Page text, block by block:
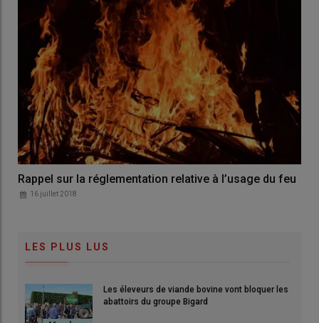
Rappel sur la réglementation relative à l’usage du feu
16 juillet 2018
LES PLUS LUS
Les éleveurs de viande bovine vont bloquer les
abattoirs du groupe Bigard